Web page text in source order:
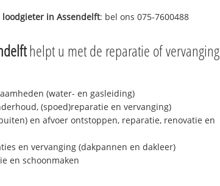
in Assendelft: bel ons 075-7600488
helpt u met de reparatie of vervanging
(water- en gasleiding)
(spoed)reparatie en vervanging)
en afvoer ontstoppen, reparatie, renovatie en
en vervanging (dakpannen en dakleer)
en schoonmaken